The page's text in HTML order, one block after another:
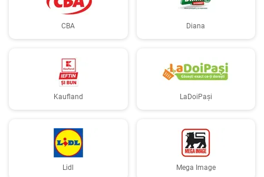
CBA Diana
Kaufland LaDoiPași
Lidl Mega Image